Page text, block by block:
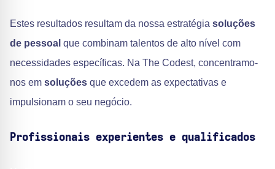
Estes resultados resultam da nossa estratégia soluções
de pessoal que combinam talentos de alto nível com
necessidades específicas. Na The Codest, concentramo-
nos em soluções que excedem as expectativas e
impulsionam o seu negócio.
Profissionais experientes e qualificados